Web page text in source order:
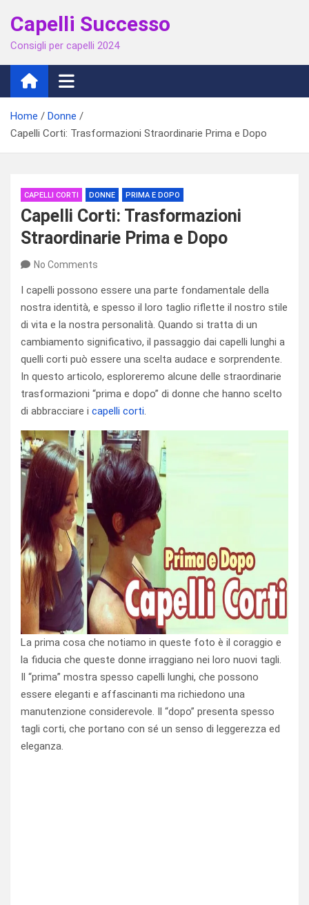
content
Capelli Successo
Consigli per capelli 2024
Home
Donne
Capelli Corti: Trasformazioni Straordinarie Prima e Dopo
CAPELLI CORTI DONNE PRIMA E DOPO
Capelli Corti: Trasformazioni
Straordinarie Prima e Dopo
No Comments
I capelli possono essere una parte fondamentale della
nostra identità, e spesso il loro taglio riflette il nostro stile
di vita e la nostra personalità. Quando si tratta di un
cambiamento significativo, il passaggio dai capelli lunghi a
quelli corti può essere una scelta audace e sorprendente.
In questo articolo, esploreremo alcune delle straordinarie
trasformazioni “prima e dopo” di donne che hanno scelto
di abbracciare i capelli corti.
La prima cosa che notiamo in queste foto è il coraggio e
la fiducia che queste donne irraggiano nei loro nuovi tagli.
Il “prima” mostra spesso capelli lunghi, che possono
essere eleganti e affascinanti ma richiedono una
manutenzione considerevole. Il “dopo” presenta spesso
tagli corti, che portano con sé un senso di leggerezza ed
eleganza.